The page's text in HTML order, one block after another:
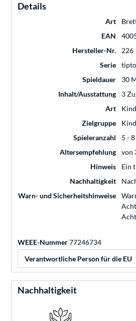
Details
Art
EAN
Hersteller-Nr.
226
Serie
Spieldauer
30
Inhalt/Ausstattung
3
Art
Zielgruppe
Spieleranzahl
5 -
Altersempfehlung
von
Hinweis
Ein
Nachhaltigkeit
Warn- und Sicherheitshinweise
WEEE-Nummer77246734
Verantwortliche Person für die EU
Nachhaltigkeit